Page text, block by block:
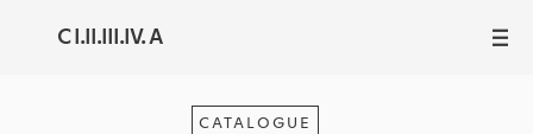
C I.II.III.IV. A III
CATALOGUE